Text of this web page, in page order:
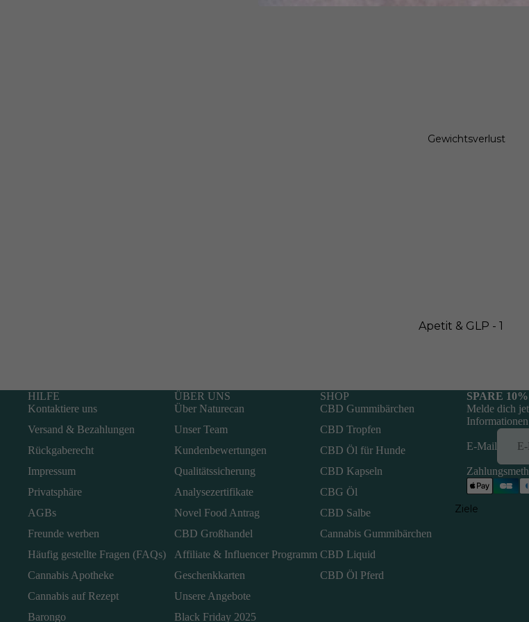
Pre-WorkoutGewichtsverlust
Apetit & GLP - 1
t
Ziele
HILFE
Kontaktiere uns
Versand & Bezahlungen
Rückgaberecht
Impressum
Privatsphäre
AGBs
Freunde werben
Häufig gestellte Fragen (FAQs)
Cannabis Apotheke
Cannabis auf Rezept
Barongo
ÜBER UNS
Über Naturecan
Unser Team
Kundenbewertungen
Qualitätssicherung
Analysezertifikate
Novel Food Antrag
CBD Großhandel
Affiliate & Influencer Programm
Geschenkkarten
Unsere Angebote
Black Friday 2025
SHOP
CBD Gummibärchen
CBD Tropfen
CBD Öl für Hunde
CBD Kapseln
CBG Öl
CBD Salbe
Cannabis Gummibärchen
CBD Liquid
CBD Öl Pferd
SPARE
Melde dich
E-Mail